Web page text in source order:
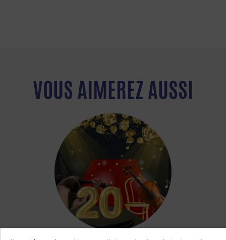
VOUS AIMEREZ AUSSI